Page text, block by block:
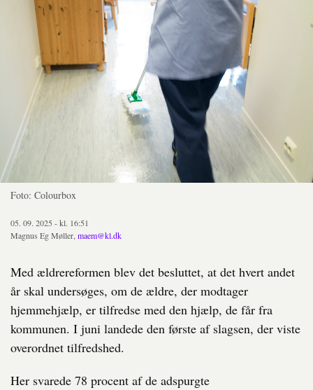
Foto: Colourbox
05. 09. 2025 - kl. 16:51
Magnus Eg Møller, maem@kl.dk
Med ældrereformen blev det besluttet, at det hvert andet
år skal undersøges, om de ældre, der modtager
hjemmehjælp, er tilfredse med den hjælp, de får fra
kommunen. I juni landede den første af slagsen, der viste
overordnet tilfredshed.
Her svarede 78 procent af de adspurgte